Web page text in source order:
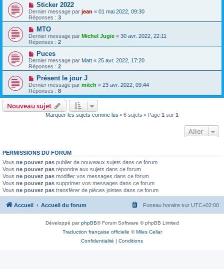
Sticker 2022
Dernier message par jean « 01 mai 2022, 09:30
Réponses : 3
MTO
Dernier message par Michel Jugie « 30 avr. 2022, 22:11
Réponses : 2
Puces
Dernier message par Matt « 25 avr. 2022, 17:20
Réponses : 2
Présent le jour J
Dernier message par mitch « 23 avr. 2022, 09:44
Réponses : 8
Nouveau sujet
Marquer les sujets comme lus • 6 sujets • Page 1 sur 1
Aller
PERMISSIONS DU FORUM
Vous ne pouvez pas publier de nouveaux sujets dans ce forum
Vous ne pouvez pas répondre aux sujets dans ce forum
Vous ne pouvez pas modifier vos messages dans ce forum
Vous ne pouvez pas supprimer vos messages dans ce forum
Vous ne pouvez pas transférer de pièces jointes dans ce forum
Accueil Accueil du forum Fuseau horaire sur UTC+02:00
Développé parphpBB® Forum Software © phpBB Limited
Traduction française officielle ©Miles Cellar
Confidentialité | Conditions